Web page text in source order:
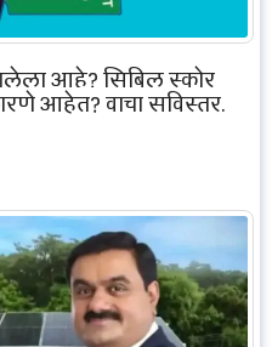
आहे? सिबिल स्कोर
आहेत? वाचा सविस्तर.